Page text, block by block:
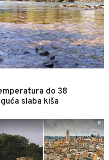
do 38
slaba kiša
0